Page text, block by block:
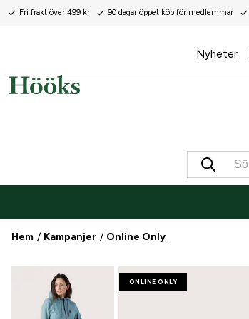
Fri frakt över 499 kr 90 dagar öppet köp för medlemmar
Nyheter
Hem Kampanjer Online Only
ONLINE ONLY